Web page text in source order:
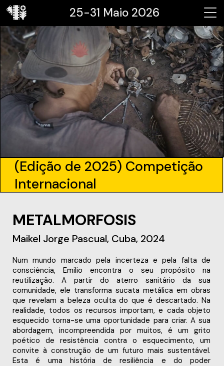
25-31 Maio 2026
(Edição de 2025) Competição
Internacional
METALMORFOSIS
Maikel Jorge Pascual, Cuba, 2024
Num mundo marcado pela incerteza e pela falta de
consciência, Emilio encontra o seu propósito na
reutilização. A partir do aterro sanitário da sua
comunidade, ele transforma sucata metálica em obras
que revelam a beleza oculta do que é descartado. Na
realidade, todos os recursos importam, e cada objeto
esquecido torna-se uma oportunidade para criar. A sua
abordagem, incompreendida por muitos, é um grito
poético de resistência contra o esquecimento, um
convite à construção de um futuro mais sustentável.
Esta é uma história de resiliência e do poder